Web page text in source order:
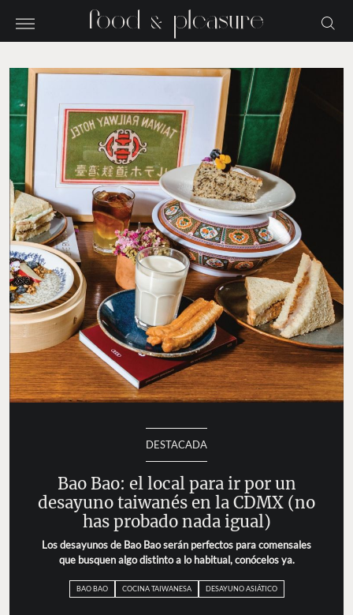
DESTACADA
Bao Bao: el local para ir por un
desayuno taiwanés en la CDMX (no
has probado nada igual)
Los desayunos de Bao Bao serán perfectos para comensales
que busquen algo distinto a lo habitual, conócelos ya.
BAO BAO COCINA TAIWANESA DESAYUNO ASIÁTICO